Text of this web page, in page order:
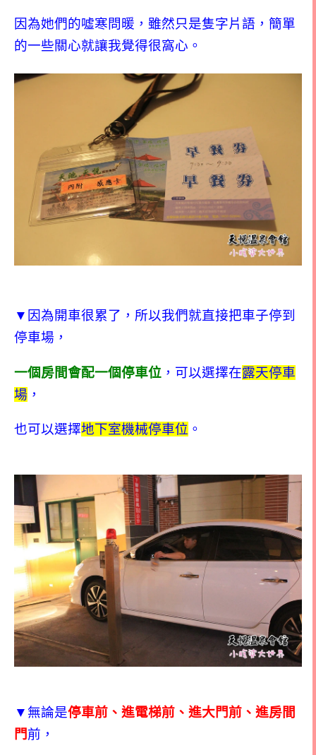
因為她們的噓寒問暖，雖然只是隻字片語，簡單
的一些關心就讓我覺得很窩心。
▼因為開車很累了，所以我們就直接把車子停到
停車場，
一個房間會配一個停車位 ，可以選擇在露天停車
場 ，
也可以選擇地下室機械停車位 。
▼無論是停車前、進電梯前、進大門前、進房間
門前，